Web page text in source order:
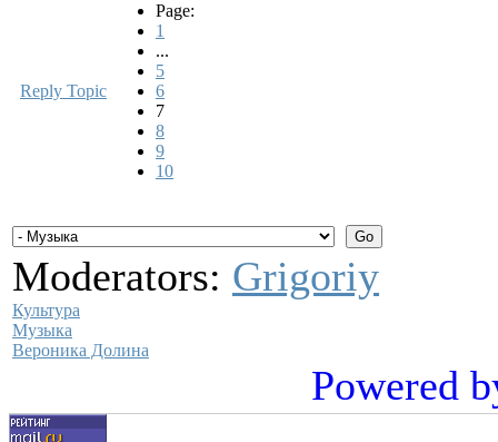
Reply Topic
Page:
1
...
5
6
7
8
9
10
Moderators: Grigoriy
Культура
Музыка
Вероника Долина
Powered